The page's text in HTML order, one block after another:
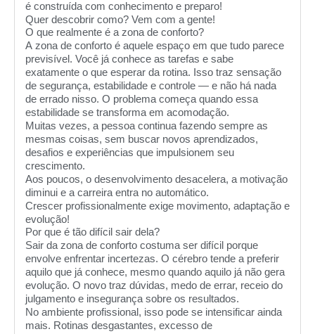
é construída com conhecimento e preparo!
Quer descobrir como? Vem com a gente!
O que realmente é a zona de conforto?
A zona de conforto é aquele espaço em que tudo parece
previsível. Você já conhece as tarefas e sabe
exatamente o que esperar da rotina. Isso traz sensação
de segurança, estabilidade e controle — e não há nada
de errado nisso. O problema começa quando essa
estabilidade se transforma em acomodação.
Muitas vezes, a pessoa continua fazendo sempre as
mesmas coisas, sem buscar novos aprendizados,
desafios e experiências que impulsionem seu
crescimento.
Aos poucos, o desenvolvimento desacelera, a motivação
diminui e a carreira entra no automático.
Crescer profissionalmente exige movimento, adaptação e
evolução!
Por que é tão difícil sair dela?
Sair da zona de conforto costuma ser difícil porque
envolve enfrentar incertezas. O cérebro tende a preferir
aquilo que já conhece, mesmo quando aquilo já não gera
evolução. O novo traz dúvidas, medo de errar, receio do
julgamento e insegurança sobre os resultados.
No ambiente profissional, isso pode se intensificar ainda
mais. Rotinas desgastantes, excesso de